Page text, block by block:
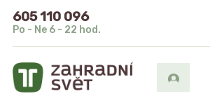
605 110 096
Po - Ne 6 - 22 hod.